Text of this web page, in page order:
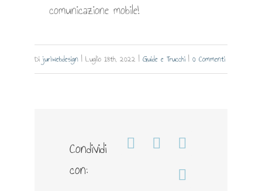
comunicazione mobile!
Dijuriwebdesign | Luglio 18th, 2022 | Guide e Trucchi | 0 Commenti
Condividi
con:
Facebook
WhatsApp
Telegram
Email